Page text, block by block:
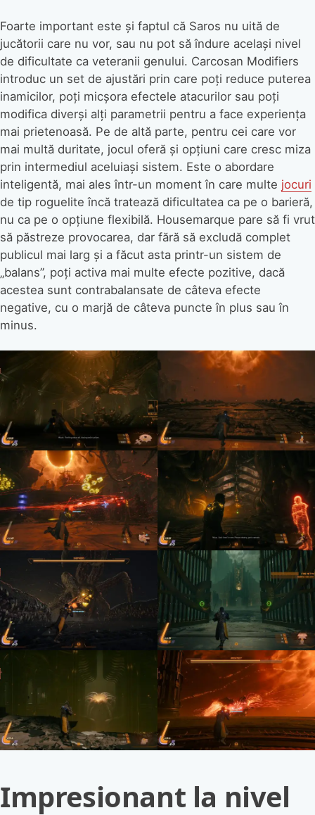
Foarte important este și faptul că Saros nu uită de
jucătorii care nu vor, sau nu pot să îndure același nivel
de dificultate ca veteranii genului. Carcosan Modifiers
introduc un set de ajustări prin care poți reduce puterea
inamicilor, poți micșora efectele atacurilor sau poți
modifica diverși alți parametrii pentru a face experiența
mai prietenoasă. Pe de altă parte, pentru cei care vor
mai multă duritate, jocul oferă și opțiuni care cresc miza
prin intermediul aceluiași sistem. Este o abordare
inteligentă, mai ales într-un moment în care multe jocuri
de tip roguelite încă tratează dificultatea ca pe o barieră,
nu ca pe o opțiune flexibilă. Housemarque pare să fi vrut
să păstreze provocarea, dar fără să excludă complet
publicul mai larg și a făcut asta printr-un sistem de
„balans”, poți activa mai multe efecte pozitive, dacă
acestea sunt contrabalansate de câteva efecte
negative, cu o marjă de câteva puncte în plus sau în
minus.
Impresionant la nivel